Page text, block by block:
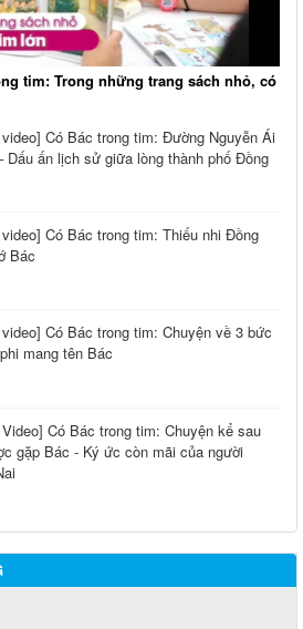
tim: Trong những trang sách nhỏ, có
Có Bác trong tim: Đường Nguyễn Ái
Dấu ấn lịch sử giữa lòng thành phố Đồng
Có Bác trong tim: Thiếu nhi Đồng
Bác
Có Bác trong tim: Chuyện về 3 bức
mang tên Bác
Có Bác trong tim: Chuyện kể sau
gặp Bác - Ký ức còn mãi của người